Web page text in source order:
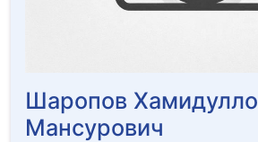
Шаропов Хамидулло
Мансурович